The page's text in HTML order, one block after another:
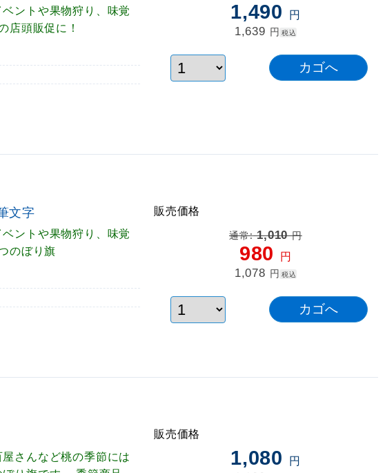
ントや果物狩り、味覚
店頭販促に！
1,490 円
1,639 円 税込
文字
ントや果物狩り、味覚
のぼり旗
販売価格
通常:1,010円
980 円
1,078 円 税込
さんなど桃の季節には
販売価格
1,080 円